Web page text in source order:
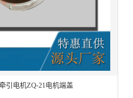
引电机ZQ-21电机端盖